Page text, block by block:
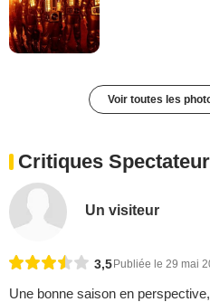
Voir toutes les
Critiques
Un visiteur
3,5Publiée le 29 mai
Une bonne saison en